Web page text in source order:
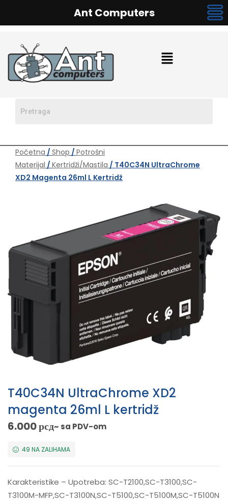
Početna / Shop / Potrošni
Materijal / Kertridži/Mastila / T40C34N UltraChrome
XD2 Magenta 26ml L Kertridž
T40C34N UltraChrome XD2
magenta 26ml L kertridž
6.000рсд~ sa PDV-om
49 NA ZALIHAMA
Karakteristike – Upotreba: SC-T2100,SC-T3100,SC-
T3100M-MFP,SC-T3100N,SC-T5100,SC-T5100M,SC-T5100N
Ant Computers